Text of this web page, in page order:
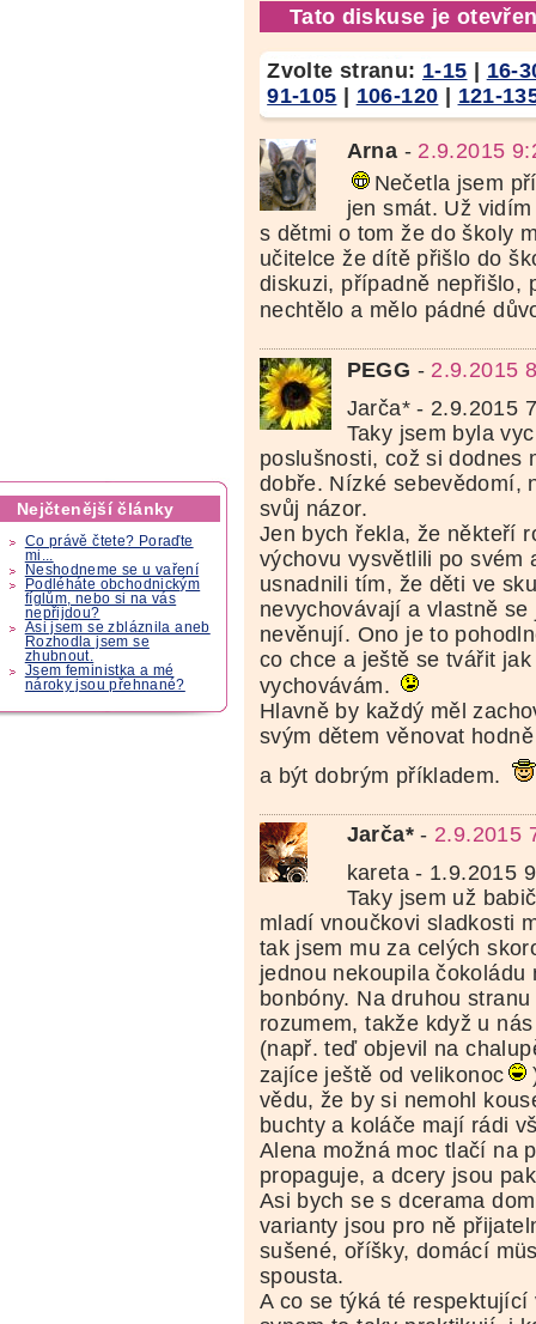
Nejčtenější články
Co právě čtete? Poraďte
mi...
Neshodneme se u vaření
Podléháte obchodnickým
fíglům, nebo si na vás
nepřijdou?
Asi jsem se zbláznila aneb
Rozhodla jsem se
zhubnout.
Jsem feministka a mé
nároky jsou přehnané?
Tato diskuse je
Zvolte stranu: 1-15 | 16-
91-105 | 106-120 | 121-
Arna - 2.9.2015
Nečetla jsem
jen smát. Už
s dětmi o tom že do školy
učitelce že dítě přišlo do
diskuzi, případně nepřišlo,
nechtělo a mělo pádné
PEGG - 2.9.2015
Jarča* - 2.9.2015
Taky jsem byla
poslušnosti, což si dodnes
dobře. Nízké sebevědomí,
svůj názor.
Jen bych řekla, že někteří
výchovu vysvětlili po svém
usnadnili tím, že děti ve
nevychovávají a vlastně se
nevěnují. Ono je to
co chce a ještě se tvářit
vychovávám.
Hlavně by každý měl
svým dětem věnovat
a být dobrým příkladem.
Jarča*- 2.9.2015
kareta - 1.9.2015
Taky jsem už
mladí vnoučkovi sladkosti
tak jsem mu za celých
jednou nekoupila čokoládu
bonbóny. Na druhou
rozumem, takže když u
(např. teď objevil na
zajíce ještě od velikonoc
vědu, že by si nemohl
buchty a koláče mají rádi
Alena možná moc tlačí na
propaguje, a dcery jsou
Asi bych se s dcerama
varianty jsou pro ně
sušené, oříšky, domácí
spousta.
A co se týká té respektující